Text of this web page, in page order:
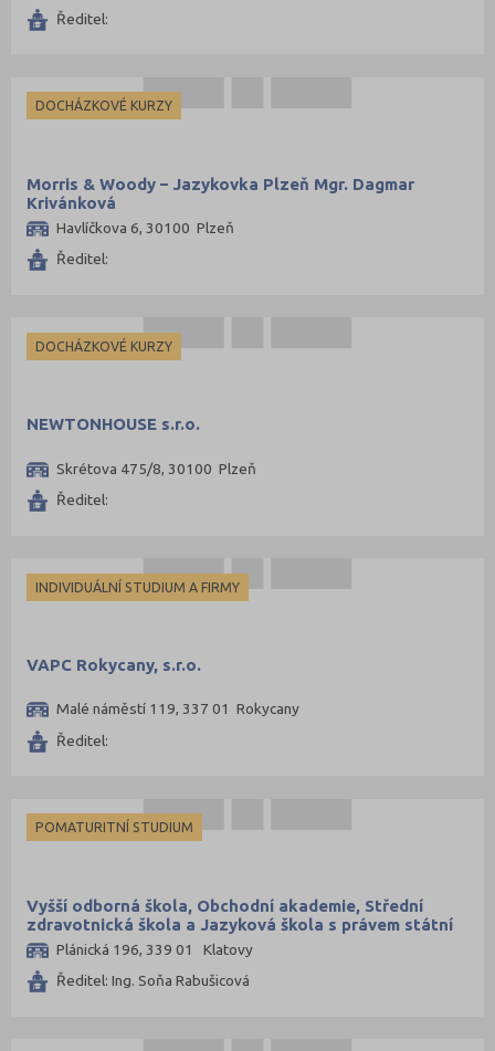
Ředitel:
DOCHÁZKOVÉ KURZY
Morris & Woody – Jazykovka Plzeň Mgr. Dagmar
Krivánková
Havlíčkova 6, 30100 Plzeň
Ředitel:
DOCHÁZKOVÉ KURZY
NEWTONHOUSE s.r.o.
Skrétova 475/8, 30100 Plzeň
Ředitel:
INDIVIDUÁLNÍ STUDIUM A FIRMY
VAPC Rokycany, s.r.o.
Malé náměstí 119, 337 01 Rokycany
Ředitel:
POMATURITNÍ STUDIUM
Vyšší odborná škola, Obchodní akademie, Střední
zdravotnická škola a Jazyková škola s právem státní
jazykové zkoušky, Klatovy, Plánická 196
Plánická 196, 339 01 Klatovy
Ředitel: Ing. Soňa Rabušicová